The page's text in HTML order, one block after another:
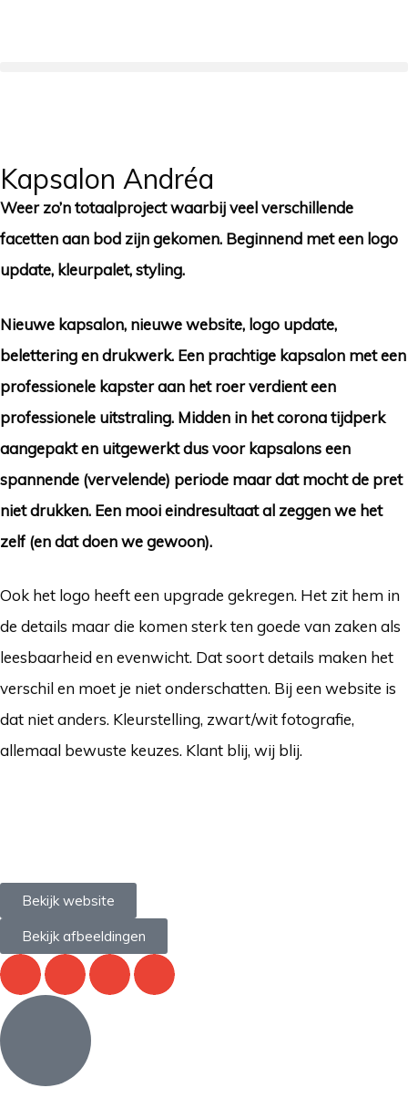
Kapsalon Andréa
Weer zo’n totaalproject waarbij veel verschillende
facetten aan bod zijn gekomen. Beginnend met een logo
update, kleurpalet, styling.
Nieuwe kapsalon, nieuwe website, logo update,
belettering en drukwerk. Een prachtige kapsalon met een
professionele kapster aan het roer verdient een
professionele uitstraling. Midden in het corona tijdperk
aangepakt en uitgewerkt dus voor kapsalons een
spannende (vervelende) periode maar dat mocht de pret
niet drukken. Een mooi eindresultaat al zeggen we het
zelf (en dat doen we gewoon).
Ook het logo heeft een upgrade gekregen. Het zit hem in
de details maar die komen sterk ten goede van zaken als
leesbaarheid en evenwicht. Dat soort details maken het
verschil en moet je niet onderschatten. Bij een website is
dat niet anders. Kleurstelling, zwart/wit fotografie,
allemaal bewuste keuzes. Klant blij, wij blij.
Bekijk website
Bekijk afbeeldingen